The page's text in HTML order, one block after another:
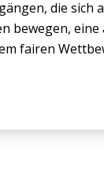
die sich
bewegen,
fairen